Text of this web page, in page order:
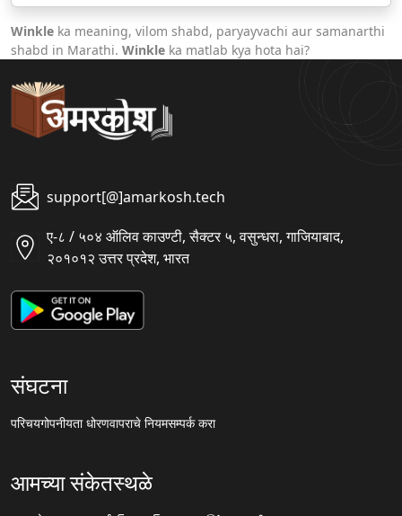
Winkle ka meaning, vilom shabd, paryayvachi aur samanarthi
shabd in Marathi. Winkle ka matlab kya hota hai?
support[@]amarkosh.tech
ए-८ / ५०४ ऑलिव काउण्टी, सैक्टर ५, वसुन्धरा, गाजियाबाद,
२०१०१२ उत्तर प्रदेश, भारत
संघटना
परिचयगोपनीयता धोरणवापराचे नियमसम्पर्क करा
आमच्या संकेतस्थळे